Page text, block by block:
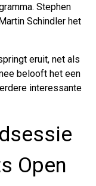
Stephen
Schindler het
eruit, net als
belooft het een
interessante
Open